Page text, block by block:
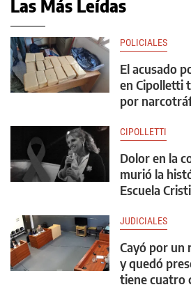
Las Más Leídas
POLICIALES
El acusado
en Cipolletti
por
CIPOLLETTI
Dolor en la
murió la
Escuela
JUDICIALES
Cayó por un
y quedó
tiene cuatro